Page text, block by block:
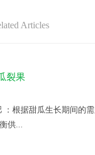
Articles
裂果
：根据甜瓜生长期间的需
供...